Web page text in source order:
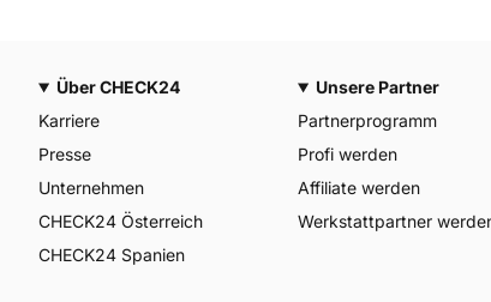
Über CHECK24
Karriere
Presse
Unternehmen
CHECK24 Österreich
CHECK24 Spanien
Unsere Partner
Partnerprogramm
Profi werden
Affiliate werden
Werkstattpartner